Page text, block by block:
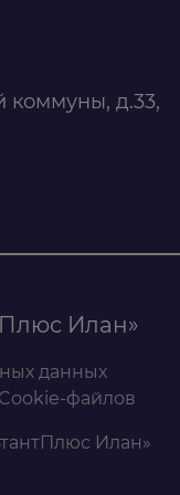
коммуны, д.33,
Илан»
данных
файлов
Илан»